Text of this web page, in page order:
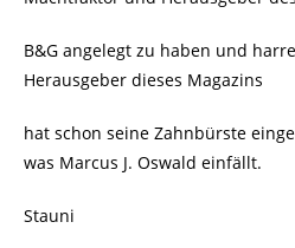
B&G angelegt zu haben und
Herausgeber dieses Magazins
hat schon seine Zahnbürste
was Marcus J. Oswald einfällt.
Stauni